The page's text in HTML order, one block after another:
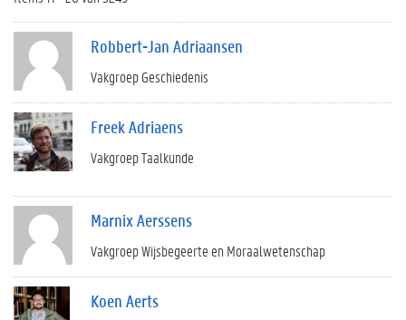
Robbert-Jan Adriaansen
Vakgroep Geschiedenis
Freek Adriaens
Vakgroep Taalkunde
Marnix Aerssens
Vakgroep Wijsbegeerte en Moraalwetenschap
Koen Aerts